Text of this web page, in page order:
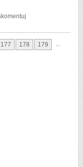
177 178 179
...